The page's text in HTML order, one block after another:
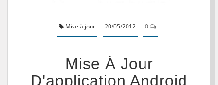
Mise à jour 20/05/2012 0
Mise À Jour
D'application Android